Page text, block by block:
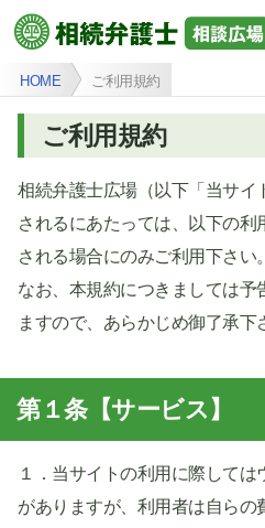
HOME ご利用規約
ご利用規約
相続弁護士広場（以下「当サイ
されるにあたっては、以下の利
される場合にのみご利用下さい。
なお、本規約につきましては予
ますので、あらかじめ御了承下
第１条【サービス】
１．当サイトの利用に際して
がありますが、利用者は自らの